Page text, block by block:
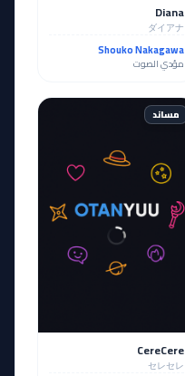
Diana
ダイアナ
Shouko Nakagawa
مؤدي الصوت
مساند
CereCere
セレセレ